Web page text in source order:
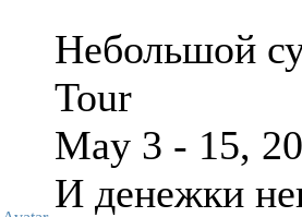
Небольшой
Tour
May 3 - 15,
И денежки